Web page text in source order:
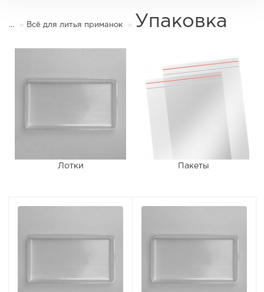
... Всё для литья приманок Упаковка
Лотки Пакеты